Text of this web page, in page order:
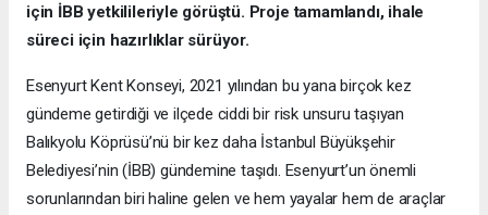
için İBB yetkilileriyle görüştü. Proje tamamlandı, ihale
süreci için hazırlıklar sürüyor.
Esenyurt Kent Konseyi, 2021 yılından bu yana birçok kez
gündeme getirdiği ve ilçede ciddi bir risk unsuru taşıyan
Balıkyolu Köprüsü’nü bir kez daha İstanbul Büyükşehir
Belediyesi’nin (İBB) gündemine taşıdı. Esenyurt’un önemli
sorunlarından biri haline gelen ve hem yayalar hem de araçlar